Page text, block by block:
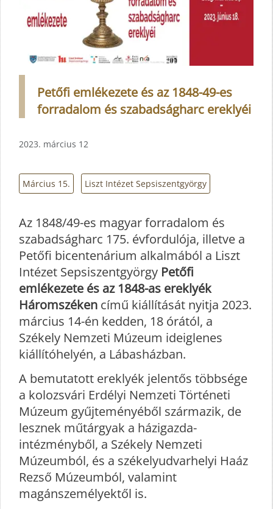
Petőfi emlékezete és az 1848-49-es
forradalom és szabadságharc ereklyéi
2023. március 12
Március 15. Liszt Intézet Sepsiszentgyörgy
Az 1848/49-es magyar forradalom és
szabadságharc 175. évfordulója, illetve a
Petőfi bicentenárium alkalmából a Liszt
Intézet Sepsiszentgyörgy Petőfi
emlékezete és az 1848-as ereklyék
Háromszéken című kiállítását nyitja 2023.
március 14-én kedden, 18 órától, a
Székely Nemzeti Múzeum ideiglenes
kiállítóhelyén, a Lábasházban.
A bemutatott ereklyék jelentős többsége
a kolozsvári Erdélyi Nemzeti Történeti
Múzeum gyűjteményéből származik, de
lesznek műtárgyak a házigazda-
intézményből, a Székely Nemzeti
Múzeumból, és a székelyudvarhelyi Haáz
Rezső Múzeumból, valamint
magánszemélyektől is.